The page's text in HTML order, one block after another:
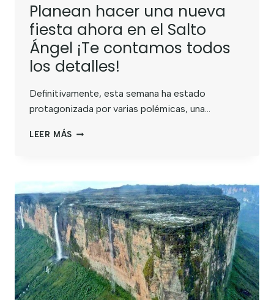
Planean hacer una nueva
fiesta ahora en el Salto
Ángel ¡Te contamos todos
los detalles!
Definitivamente, esta semana ha estado
protagonizada por varias polémicas, una…
LEER MÁS